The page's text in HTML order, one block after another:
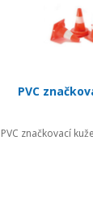
PVC
PVC značkovací